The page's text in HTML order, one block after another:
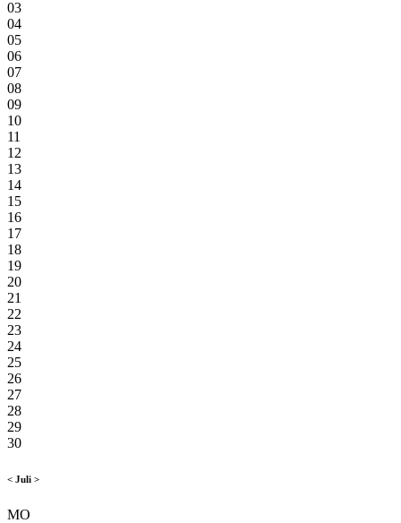
03
04
05
06
07
08
09
10
11
12
13
14
15
16
17
18
19
20
21
22
23
24
25
26
27
28
29
30
< Juli >
MO